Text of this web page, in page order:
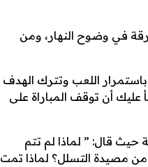
في وضوح النهار، ومن
اللعب وتترك الهدف
عليك أن توقف المباراة على
قال: ” لماذا لم تتم
من مصيدة التسلل؟ لماذا تمت